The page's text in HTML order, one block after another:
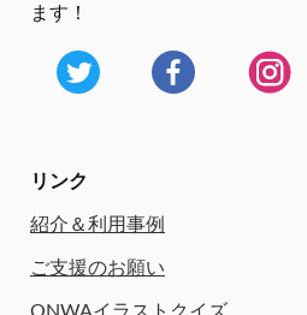
ます！
リンク
紹介＆利用事例
ご支援のお願い